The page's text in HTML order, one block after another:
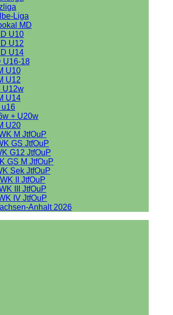
Liga
MD
U10
U12
U14
U16-18
U10
U12
U12w
U14
u16
+ U20w
U20
M JtfOuP
GS JtfOuP
G12 JtfOuP
GS M JtfOuP
Sek JtfOuP
II JtfOuP
III JtfOuP
IV JtfOuP
Anhalt 2026